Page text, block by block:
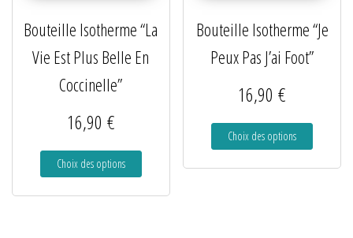
Bouteille Isotherme “La
Vie Est Plus Belle En
Coccinelle”
16,90 €
Choix des options
Bouteille Isotherme “Je
Peux Pas J’ai Foot”
16,90€
Choix des options